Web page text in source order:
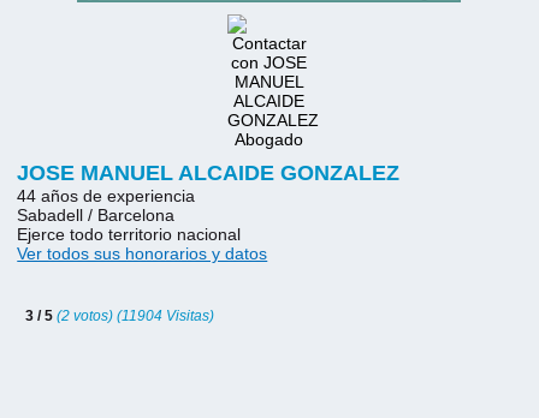
JOSE MANUEL ALCAIDE GONZALEZ
44 años de experiencia
Sabadell / Barcelona
Ejerce todo territorio nacional
Ver todos sus honorarios y datos
3 / 5(2 votos) (11904 Visitas)